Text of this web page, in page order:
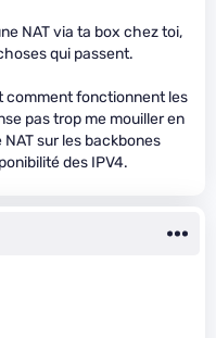
NAT via ta box chez toi,
qui passent.
comment fonctionnent les
pas trop me mouiller en
sur les backbones
des IPV4.